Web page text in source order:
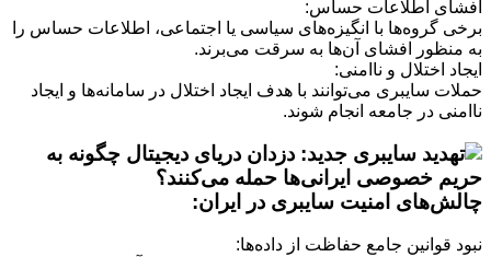
افشای اطلاعات حساس:
برخی گروه‌ها با انگیزه‌های سیاسی یا اجتماعی، اطلاعات حساس را
به منظور افشای آن‌ها به سرقت می‌برند.
ایجاد اختلال و ناامنی:
حملات سایبری می‌توانند با هدف ایجاد اختلال در سامانه‌ها و ایجاد
ناامنی در جامعه انجام شوند.
چالش‌های امنیت سایبری در ایران:
نبود قوانین جامع حفاظت از داده‌ها: